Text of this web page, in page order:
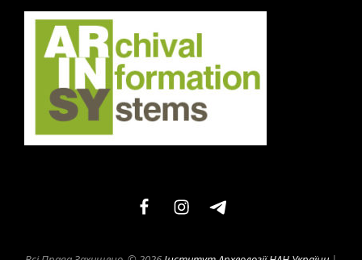
facebookinstagramtelegram